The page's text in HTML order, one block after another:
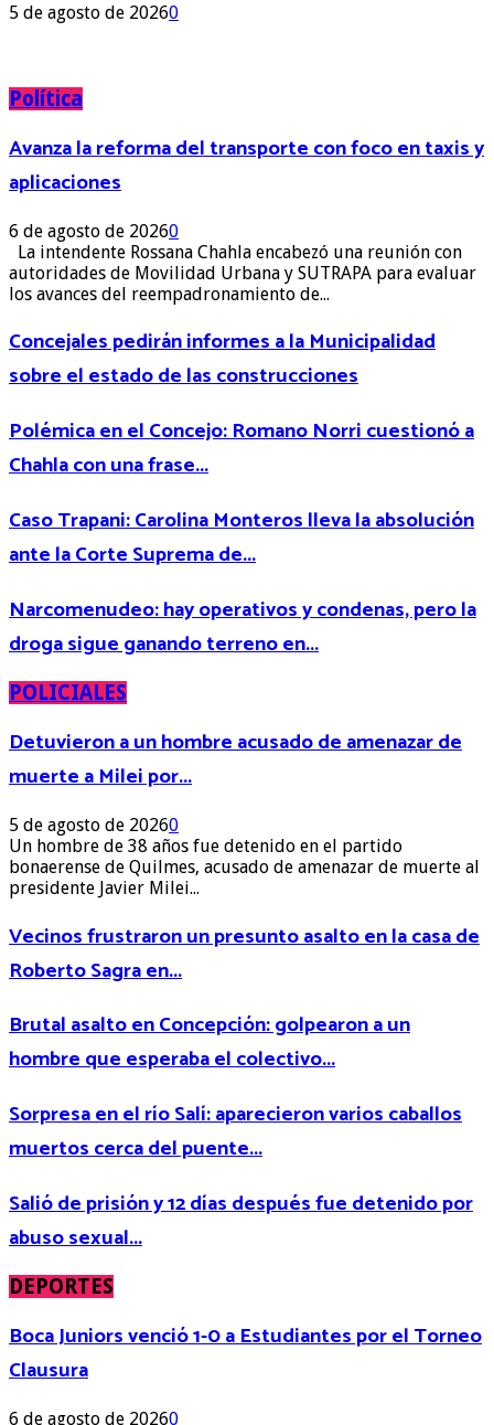
5 de agosto de 20260
Política
Avanza la reforma del transporte con foco en taxis y
aplicaciones
6 de agosto de 20260
La intendente Rossana Chahla encabezó una reunión con
autoridades de Movilidad Urbana y SUTRAPA para evaluar
los avances del reempadronamiento de...
Concejales pedirán informes a la Municipalidad
sobre el estado de las construcciones
Polémica en el Concejo: Romano Norri cuestionó a
Chahla con una frase...
Caso Trapani: Carolina Monteros lleva la absolución
ante la Corte Suprema de...
Narcomenudeo: hay operativos y condenas, pero la
droga sigue ganando terreno en...
POLICIALES
Detuvieron a un hombre acusado de amenazar de
muerte a Milei por...
5 de agosto de 20260
Un hombre de 38 años fue detenido en el partido
bonaerense de Quilmes, acusado de amenazar de muerte al
presidente Javier Milei...
Vecinos frustraron un presunto asalto en la casa de
Roberto Sagra en...
Brutal asalto en Concepción: golpearon a un
hombre que esperaba el colectivo...
Sorpresa en el río Salí: aparecieron varios caballos
muertos cerca del puente...
Salió de prisión y 12 días después fue detenido por
abuso sexual...
DEPORTES
Boca Juniors venció 1-0 a Estudiantes por el Torneo
Clausura
6 de agosto de 20260